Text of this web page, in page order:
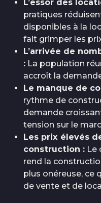
L’essor des
pratiques
disponibles à la
fait grimper les
L’arrivée de
: La population
accroît la
Le manque de
rythme de
demande
tension sur le
Les prix élevés
construction : Le
rend la
plus onéreuse, ce
de vente et de